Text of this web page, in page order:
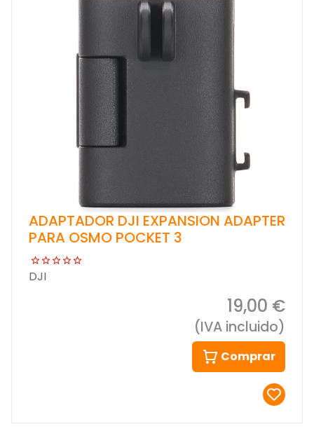
ADAPTADOR DJI EXPANSION ADAPTER
PARA OSMO POCKET 3
DJI
19,00 €
(IVA incluido)
Comprar